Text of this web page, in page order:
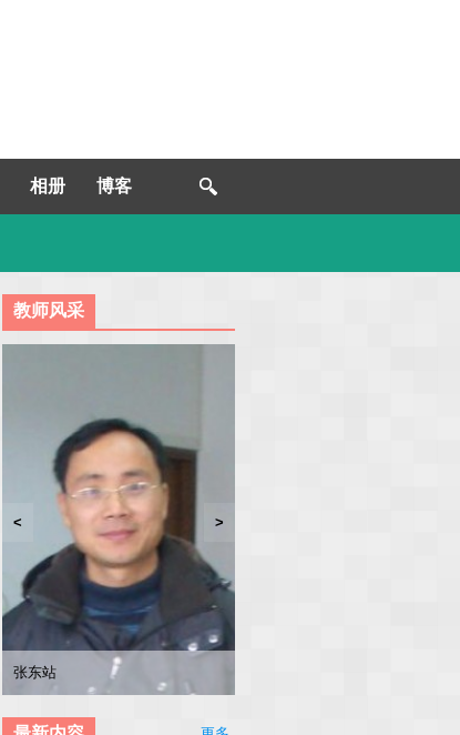
相册 博客
教师风采
林子雨
张东站
林文水
冯少荣
< >